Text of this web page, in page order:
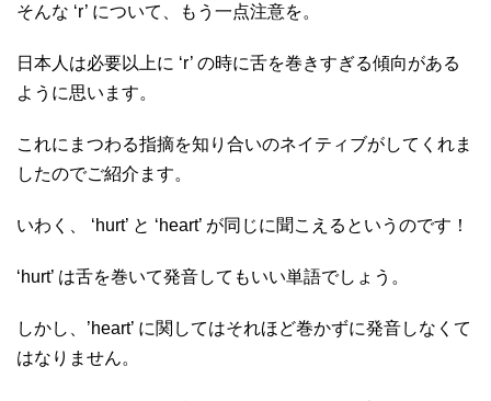
そんな ‘r’ について、もう一点注意を。
日本人は必要以上に ‘r’ の時に舌を巻きすぎる傾向がある
ように思います。
これにまつわる指摘を知り合いのネイティブがしてくれま
したのでご紹介ます。
いわく、 ‘hurt’ と ‘heart’ が同じに聞こえるというのです！
‘hurt’ は舌を巻いて発音してもいい単語でしょう。
しかし、’heart’ に関してはそれほど巻かずに発音しなくて
はなりません。